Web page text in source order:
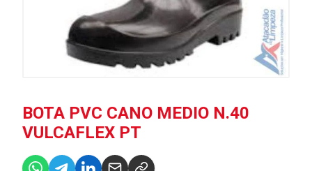
BOTA PVC CANO MEDIO N.40
VULCAFLEX PT